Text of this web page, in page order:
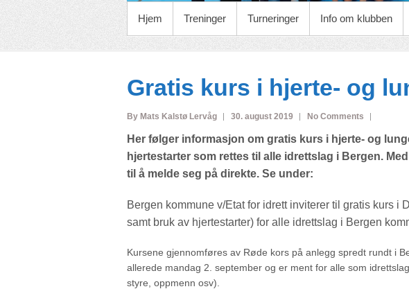
PRIMARY MENU
Hjem Treninger Turneringer Info om klubben
Gratis kurs i hjerte- og
By Mats Kalstø Lervåg 30. august 2019 No Comments
Her følger informasjon om gratis kurs i hjerte- og
hjertestarter som rettes til alle idrettslag i Bergen.
til å melde seg på direkte. Se under:
Bergen kommune v/Etat for idrett inviterer til gratis kurs i
samt bruk av hjertestarter) for alle idrettslag i Bergen
Kursene gjennomføres av Røde kors på anlegg spredt rundt i
allerede mandag 2. september og er ment for alle som
styre, oppmenn osv).